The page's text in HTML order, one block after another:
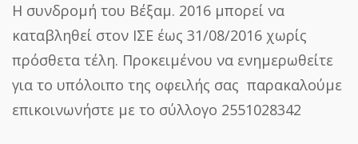
Η συνδρομή του Β΄εξαμ. 2016 μπορεί να
καταβληθεί στον ΙΣΕ έως 31/08/2016 χωρίς
πρόσθετα τέλη. Προκειμένου να ενημερωθείτε
για το υπόλοιπο της οφειλής σας παρακαλούμε
επικοινωνήστε με το σύλλογο 2551028342